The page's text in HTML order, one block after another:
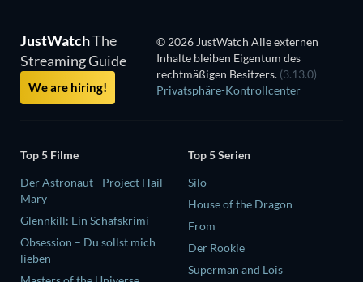
JustWatchThe
Streaming Guide
We are hiring!
© 2026 JustWatch Alle externen
Inhalte bleiben Eigentum des
rechtmäßigen Besitzers. (3.13.0)
Privatsphäre-Kontrollcenter
Top 5 Filme
Der Astronaut - Project Hail
Mary
Glennkill: Ein Schafskrimi
Obsession – Du sollst mich
lieben
Top 5 Serien
Silo
House of the Dragon
From
Der Rookie
Superman and Lois